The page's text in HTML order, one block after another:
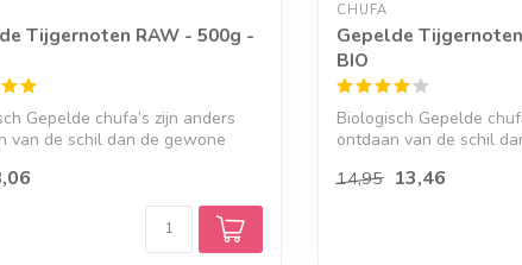
Tijgernoten RAW - 500g -
Gepelde chufa’s zijn anders
van de schil dan de gewone
CHUFA
Gepelde
BIO
Biologisch Gepelde
ontdaan van de schil
14,95 13,46